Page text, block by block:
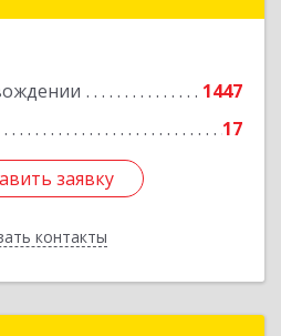
1447
17
заявку
контакты
заявку
Назад